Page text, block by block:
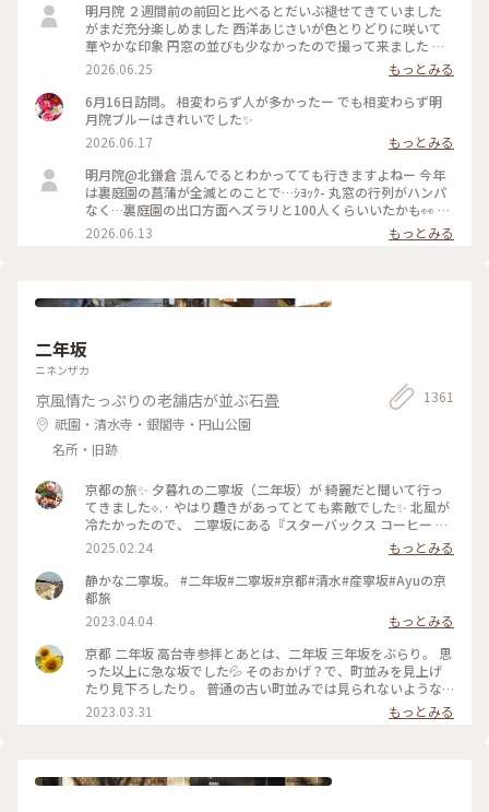
明月院 ２週間前の前回と比べるとだいぶ褪せてきていました
がまだ充分楽しめました 西洋あじさいが色とりどりに咲いて
華やかな印象 円窓の並びも少なかったので撮って来ました 裏
庭園の菖蒲の復活を願います
2026.06.25
もっとみる
6月16日訪問。 相変わらず人が多かったー でも相変わらず明
月院ブルーはきれいでした✨
2026.06.17
もっとみる
明月院@北鎌倉 混んでるとわかってても行きますよねー 今年
は裏庭園の菖蒲が全滅とのことで…ｼﾖｯｸ- 丸窓の行列がハンパ
なく…裏庭園の出口方面へズラリと100人くらいいたかも👀 装
飾のあじさいがとても素敵だったのでそりゃー撮りたくなりま
すよねー(ﾜｶﾙｰ) 写真もなかなか撮りづらいほどの人混み 急な方
ても疲れます… 夕方の空いてる時間を狙うのがいいのかもです
2026.06.13 もっとみる
二年坂
ニネンザカ
京風情たっぷりの老舗店が並ぶ石畳
祇園・清水寺・銀閣寺・円山公園
名所・旧跡
1361
京都の旅✨ 夕暮れの二寧坂（二年坂）が 綺麗だと聞いて行っ
てきました︎︎⟡.· やはり趣きがあってとても素敵でした✨ 北風が
冷たかったので、 二寧坂にある『スターバックス コーヒー 京
都二寧坂ヤサカ茶屋店』さんへ行き コーヒーであたたまりま
した☕️✨ 抹茶バターサンドも美味しかった♡ こちらのスタバ
は、 築100年を超える伝統的な日本家屋の店舗で、 畳の間で
コーヒー体験が楽しめます。 私の隣にいた観光客さんが、 畳
の間はどこかと聞いてこられたので こちらですよとお伝えし
ました😊 観光客さんは「ここに来るのが 夢だったんです✨」
と話していました。 その気持ちがよくわかります。 とても素
敵なスタバでした⟡.·*. のんびりと散策が楽しい 夕暮れのニ寧
坂でした(˶ˊᵕˋ˵)✨ #二寧坂 #二年坂 #京都 #京都旅 #スターバ
ックスコーヒー京都二寧坂ヤサカ茶屋店 #スタバ #ぽかぽか #
夕暮れの二寧坂
2025.02.24
もっとみる
静かな二寧坂。 #二年坂#二寧坂#京都#清水#産寧坂#Ayuの京
都旅
2023.04.04
もっとみる
京都 二年坂 高台寺参拝とあとは、二年坂 三年坂をぶらり。 思
った以上に急な坂でした💦 そのおかげ？で、町並みを見上げ
たり見下ろしたり。 普通の古い町並みでは見られないような
風景でした。 そして、見たかった町並み越しの五重塔✨ ちょ
うどお庭からしだれ桜の枝が出ていて、フォトスポットになっ
お花見 #桜
2023.03.31 もっとみる